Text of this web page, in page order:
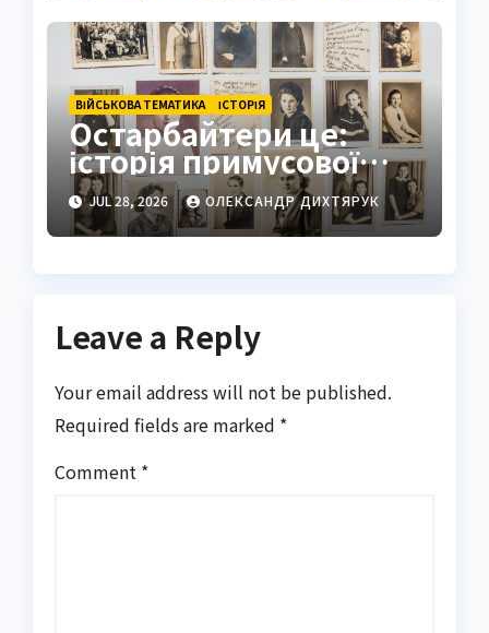
ВІЙСЬКОВА ТЕМАТИКА ІСТОРІЯ
Остарбайтери це:
історія примусової
праці українців
JUL 28, 2026 ОЛЕКСАНДР ДИХТЯРУК
Leave a Reply
Your email address will not be published.
Required fields are marked *
Comment *